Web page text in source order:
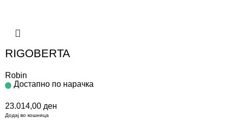
RIGOBERTA
Robin
Достапно по нарачка
23.014,00 ден
Додај во кошница